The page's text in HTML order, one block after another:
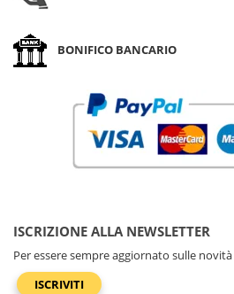
BONIFICO BANCARIO
ISCRIZIONE ALLA NEWSLETTER
Per essere sempre aggiornato sulle
ISCRIVITI